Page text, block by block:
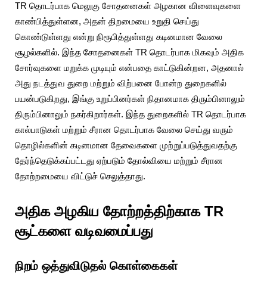
TR தொடர்பாக மெலுகு சோதனைகள் அழகான விளைவுகளை
காண்பித்துள்ளன, அதன் திறமையை உறுதி செய்து
கொண்டுள்ளது என்று நிரூபித்துள்ளது கடினமான வேலை
சூழல்களில். இந்த சோதனைகள் TR தொடர்பாக மிகவும் அதிக
சோர்வுகளை மறுக்க முடியும் என்பதை காட்டுகின்றன, அதனால்
அது நடத்துவ துறை மற்றும் விற்பனை போன்ற துறைகளில்
பயன்படுகிறது, இங்கு உறுப்பினர்கள் நிதானமாக திரும்பினாலும்
திரும்பினாலும் நகர்கிறார்கள். இந்த துறைகளில் TR தொடர்பாக
கால்பாடுகள் மற்றும் சீரான தொடர்பாக வேலை செய்து வரும்
தொழில்களின் கடினமான தேவைகளை முற்றுப்படுத்துவதற்கு
தேர்ந்தெடுக்கப்பட்டது ஏற்படும் தோல்வியை மற்றும் சீரான
தோற்றமையை விட்டுச் செலுத்தாது.
அதிக அழகிய தோற்றத்திற்காக TR
சூட்களை வடிவமைப்பது
நிறம் ஒத்துவிடுதல் கொள்கைகள்